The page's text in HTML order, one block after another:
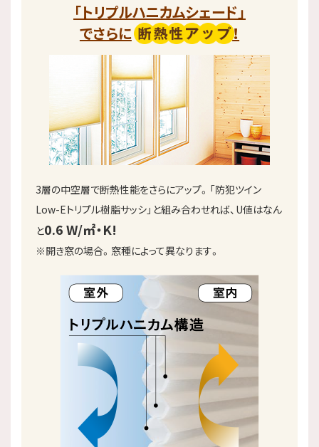
「トリプルハニカムシェード」
でさらに
！
3層の中空層で断熱性能をさらにアップ。「防犯ツイン
Low-Eトリプル樹脂サッシ」と組み合わせれば、U値はなん
と0.6 W/㎡・K!
※開き窓の場合。窓種によって異なります。